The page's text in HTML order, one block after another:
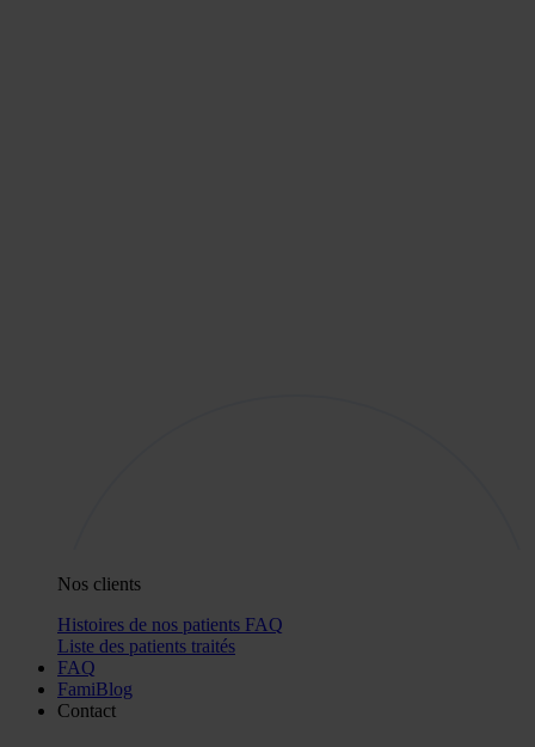
Nos clients
Histoires de nos patients FAQ
Liste des patients traités
FAQ
FamiBlog
Contact